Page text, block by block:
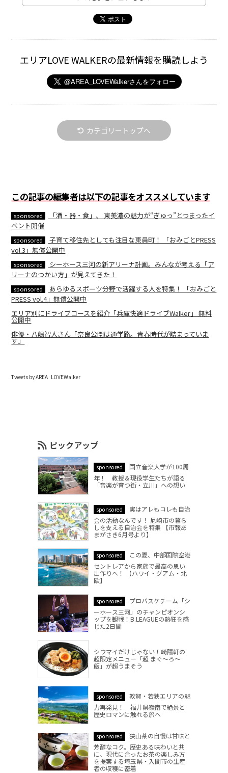
エリアLOVE WALKERの最新情報を購読しよう
カテゴリートップへ
この記事の編集者は以下の記事をオススメしています
sponsored
「酒・器・食」、 東美濃の魅力が“ぎゅっ”とつまったイ
ベント開催
sponsored
子育て移住先としても注目な東員町！ 「おみごとPRESS
vol.3」無償公開中
sponsored
シーホース三河の新アリーナ計画。みんなが考える「ア
リーナのつかい方」が見えてきた！
sponsored
あらゆるスポーツ分野で活躍する人を特集！ 「おみごと
PRESS vol.4」無償公開中
エリア別にドライブコースを紹介「兵庫快適ドライブWalker」 無料
公開中
俳優・八嶋智人さん「奈良公園は通学路。青春時代が詰まっていま
す」
Tweets by AREA_LOVEWalker
ピックアップ
sponsored
国立音楽大学が100周
年！ 教授＆現役学生たちが語る
「音楽が育つ街・立川」への想い
sponsored
実はアレもコレも自治
会の活動なんです！ 尼崎市の暮ら
しを支える自治会を特集 【市報あ
まがさき6月号より】
sponsored
この夏、中部国際空港
セントレアから家族で最高の思い
出作りへ！ 【ハワイ・グアム・北
欧】
sponsored
プロバスケチーム「シ
ーホース三河」のチャンピオンシ
ップを観戦！B.LEAGUEの熱狂を感
じた2日間
シウマイだけじゃない！崎陽軒の
超限定メニュー「超 まぐ～ろ～
飯」が超うまそう
sponsored
敦賀・若狭エリアの魅
力再発見！ 福井県嶺南で絶景と
歴史ロマンに触れる旅へ
sponsored
狭山茶の自慢は甘味と
芳醇なコク。歴史ある味わいと共
に、現代に合ったお茶の楽しみ方
を提案する埼玉県・入間市の生産
者の収穫に密着